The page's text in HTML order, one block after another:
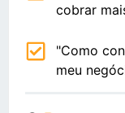
cobrar
"Como
meu